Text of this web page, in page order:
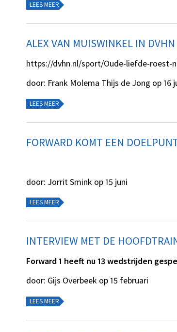
LEES MEER
ALEX VAN MUISWINKEL IN DVHN
https://dvhn.nl/sport/Oude-liefde-roest-
door: Frank Molema Thijs de Jong op 16
LEES MEER
FORWARD KOMT EEN
door: Jorrit Smink op 15 juni
LEES MEER
INTERVIEW MET DE
Forward 1 heeft nu 13 wedstrijden
door: Gijs Overbeek op 15 februari
LEES MEER